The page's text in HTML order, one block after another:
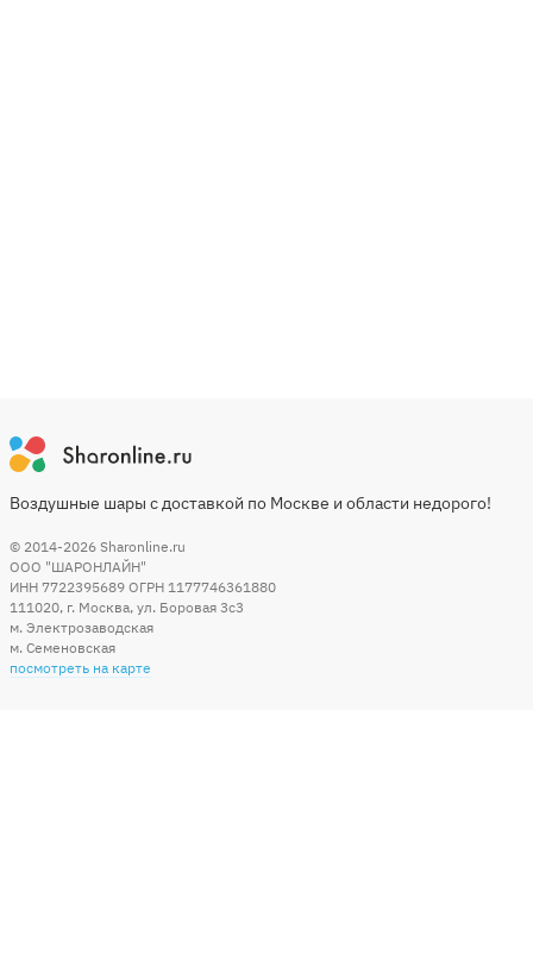
Воздушные шары с доставкой по Москве и области недорого!
© 2014-2026 Sharonline.ru
ООО "ШАРОНЛАЙН"
ИНН 7722395689 ОГРН 1177746361880
111020, г. Москва, ул. Боровая 3c3
м. Электрозаводская
м. Семеновская
посмотреть на карте